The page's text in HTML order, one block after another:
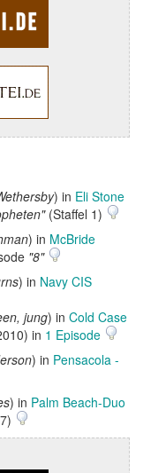
) in Eli Stone
(Staffel 1)
) in McBride
"8"
) in Navy CIS
jung) in Cold Case
in 1 Episode
) in Pensacola -
) in Palm Beach-Duo